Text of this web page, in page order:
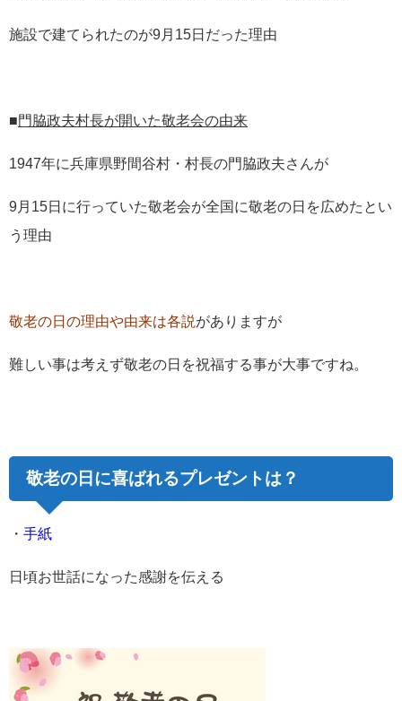
施設で建てられたのが9月15日だった理由
■門脇政夫村長が開いた敬老会の由来
1947年に兵庫県野間谷村・村長の門脇政夫さんが
9月15日に行っていた敬老会が全国に敬老の日を広めたとい
う理由
敬老の日の理由や由来は各説がありますが
難しい事は考えず敬老の日を祝福する事が大事ですね。
敬老の日に喜ばれるプレゼントは？
・ 手紙
日頃お世話になった感謝を伝える